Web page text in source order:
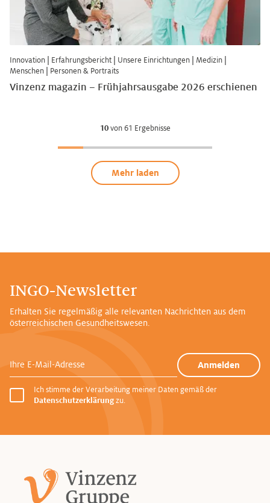
Innovation Erfahrungsbericht Unsere Einrichtungen Medizin
Menschen
Personen & Portraits
Vinzenz magazin – Frühjahrsausgabe 2026 erschienen
10von 61 Ergebnisse
Mehr laden
INGO-Newsletter
Erhalten Sie regelmäßig alle relevanten Nachrichten aus dem
österreichischen Gesundheitswesen.
Ihre E-Mail-Adresse
Anmelden
Ich stimme der Verarbeitung meiner Daten gemäß der
Datenschutzerklärung zu.